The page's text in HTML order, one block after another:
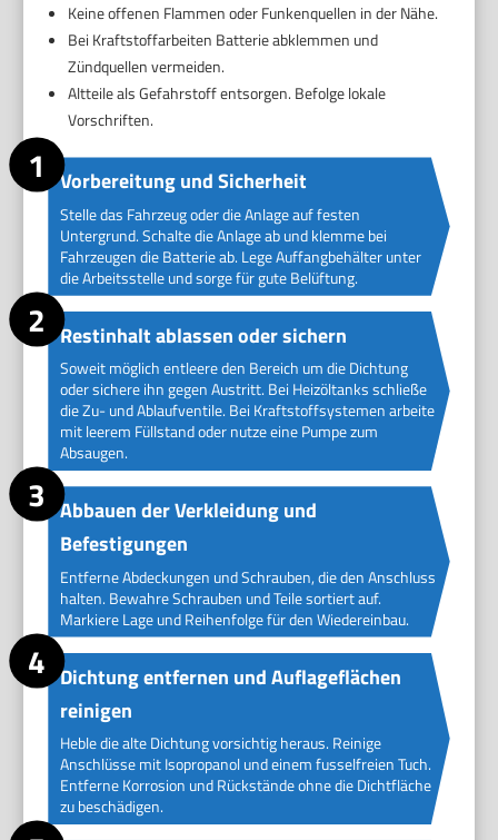
Keine offenen Flammen oder Funkenquellen in der Nähe.
Bei Kraftstoffarbeiten Batterie abklemmen und
Zündquellen vermeiden.
Altteile als Gefahrstoff entsorgen. Befolge lokale
Vorschriften.
Vorbereitung und Sicherheit
Stelle das Fahrzeug oder die Anlage auf festen
Untergrund. Schalte die Anlage ab und klemme bei
Fahrzeugen die Batterie ab. Lege Auffangbehälter unter
die Arbeitsstelle und sorge für gute Belüftung.
Restinhalt ablassen oder sichern
Soweit möglich entleere den Bereich um die Dichtung
oder sichere ihn gegen Austritt. Bei Heizöltanks schließe
die Zu- und Ablaufventile. Bei Kraftstoffsystemen arbeite
mit leerem Füllstand oder nutze eine Pumpe zum
Absaugen.
Abbauen der Verkleidung und
Befestigungen
Entferne Abdeckungen und Schrauben, die den Anschluss
halten. Bewahre Schrauben und Teile sortiert auf.
Markiere Lage und Reihenfolge für den Wiedereinbau.
Dichtung entfernen und Auflageflächen
reinigen
Heble die alte Dichtung vorsichtig heraus. Reinige
Anschlüsse mit Isopropanol und einem fusselfreien Tuch.
Entferne Korrosion und Rückstände ohne die Dichtfläche
zu beschädigen.